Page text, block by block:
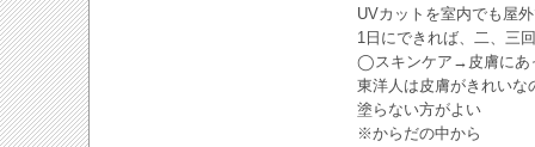
UVカットを室内でも屋
1日にできれば、二、三回
◯スキンケア→皮膚にあ
東洋人は皮膚がきれいな
塗らない方がよい
※からだの中から